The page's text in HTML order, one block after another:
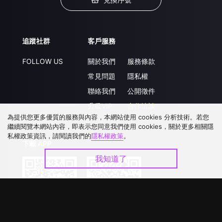
追蹤社群
FOLLOW US
客戶服務
關於我們
常見問題
聯絡我們
升級VIP
服務條款
隱私權
公開徵件
合作洽談
為提供您更多優質的服務與內容，本網站使用 cookies 分析技術。若您
繼續閱覽本網站內容，即表示您同意我們使用 cookies，關於更多相關隱
私權政策資訊，請閱讀我們的隱私權政策。
我知道了